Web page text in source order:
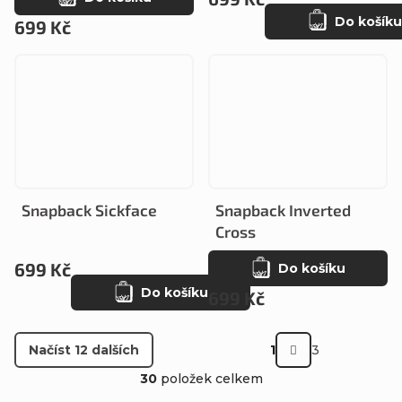
699 Kč Do košíku
Snapback Sickface
699 Kč
Do košíku
Snapback Inverted
Cross
699 Kč
Do košíku
O
Načíst 12 dalších
S
t
1
3
30položek celkem